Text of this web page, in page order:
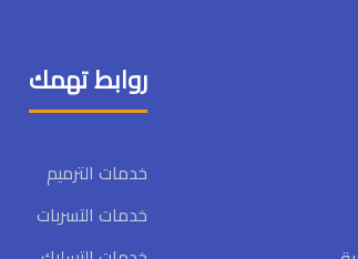
روابط تهمك
خدمات الترميم
خدمات التسربات